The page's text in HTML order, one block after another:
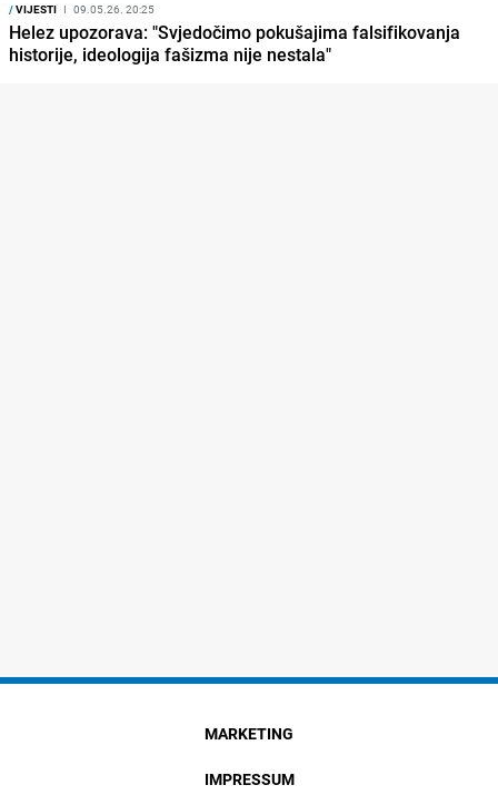
/VIJESTI I 09.05.26. 20:25
Helez upozorava: "Svjedočimo pokušajima falsifikovanja
historije, ideologija fašizma nije nestala"
MARKETING
IMPRESSUM